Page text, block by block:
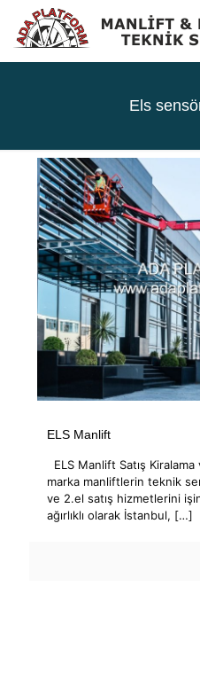
Els
ELS Manlift
ELS Manlift Satış
marka manliftlerin teknik
ve 2.el satış hizmetlerini
ağırlıklı olarak İstanbul, […]